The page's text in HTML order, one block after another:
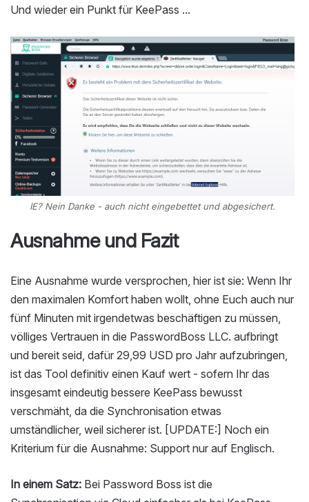
Und wieder ein Punkt für KeePass ...
IE? Nein Danke - auch nicht eingebettet und abgesichert.
Ausnahme und Fazit
Eine Ausnahme wurde versprochen, hier ist sie: Wenn Ihr
den maximalen Komfort haben wollt, ohne Euch auch nur
fünf Minuten mit irgendetwas beschäftigen zu müssen,
völliges Vertrauen in die PasswordBoss LLC. aufbringt
und bereit seid, dafür 29,99 USD pro Jahr aufzubringen,
ist das Tool definitiv einen Kauf wert - sofern Ihr das
insgesamt eindeutig bessere KeePass bewusst
verschmäht, da die Synchronisation etwas
umständlicher, weil sicherer ist. [UPDATE:] Noch ein
Kriterium für die Ausnahme: Support nur auf Englisch.
In einem Satz: Bei Password Boss ist die